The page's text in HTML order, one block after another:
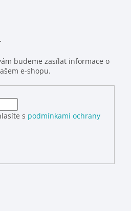
budeme zasílat informace o
e-shopu.
s podmínkami ochrany